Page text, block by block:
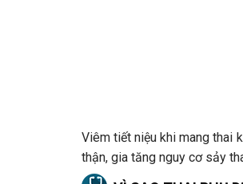
Viêm tiết niệu khi mang thai
thận, gia tăng nguy cơ sảy